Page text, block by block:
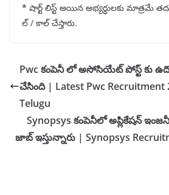
* షార్ట్ లిస్ట్ అయిన అభ్యర్ధులకు మాత్రమే
ల్ / కాల్ చేస్తారు.
Pwc కంపెనీ లో అసోసియేట్ పోస్ట్ కు
చేసింది | Latest Pwc Recruitment
Telugu
Synopsys కంపెనీలో అప్లికేషన్
జాబ్ ఇస్తున్నారు | Synopsys